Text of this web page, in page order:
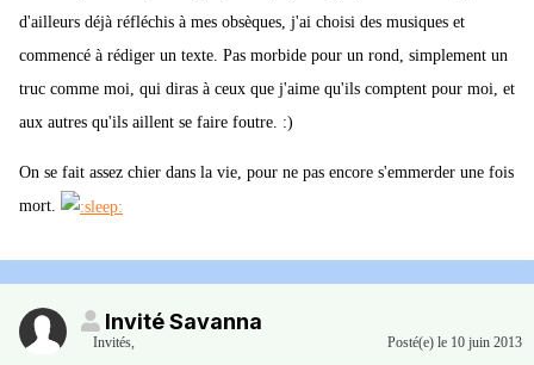
d'ailleurs déjà réfléchis à mes obsèques, j'ai choisi des musiques et
commencé à rédiger un texte. Pas morbide pour un rond, simplement un
truc comme moi, qui diras à ceux que j'aime qu'ils comptent pour moi, et
aux autres qu'ils aillent se faire foutre. :)
On se fait assez chier dans la vie, pour ne pas encore s'emmerder une fois
mort.
Invité Savanna
Invités, Posté(e) le 10 juin 2013